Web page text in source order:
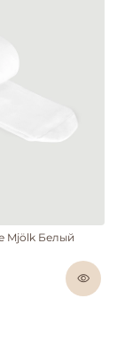
Mjölk Белый